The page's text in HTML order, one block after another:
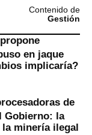
Contenido de
Gestión
en jaque
implicaría?
de
Gobierno: la
minería ilegal